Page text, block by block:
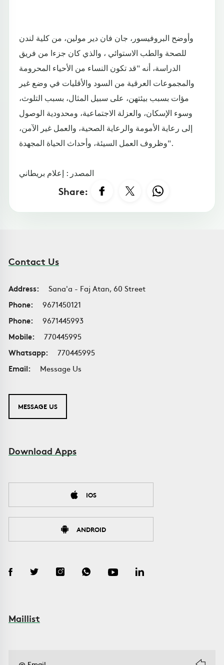
وأوضح البروفيسور، جان فان دير مولين، من كلية لندن
للصحة والطب الاستوائي ، والذي كان جزءا من فريق
الدراسة، أنه "قد تكون النساء من الأحياء المحرومة
والمجموعات العرقية من السود والأقليات في وضع غير
مؤات بسبب بيئتهن، على سبيل المثال، بسبب التلوث،
وسوء الإسكان، والعزلة الاجتماعية، ومحدودية الوصول
إلى رعاية الأمومة والرعاية الصحية، والعمل غير الآمن،
وظروف العمل السيئة، وأحداث الحياة المجهدة".
المصدر : إعلام بريطاني
Share:
Contact Us
Address:
Sana'a - Faj Atan, 60 Street
Phone:
9671450121
Phone:
9671445993
Mobile:
770445995
Whatsapp:
770445995
Email:
Message Us
MESSAGE US
Download Apps
IOS
ANDROID
Maillist